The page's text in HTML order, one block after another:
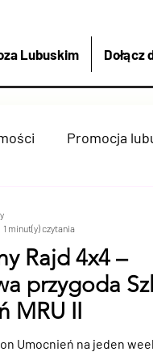
Lubuskim Dołącz
Promocja
Jeziora Kajakiem
Rajd 4x4 –
przygoda
MRU II
Umocnień na jeden
1 minut(y) czytania